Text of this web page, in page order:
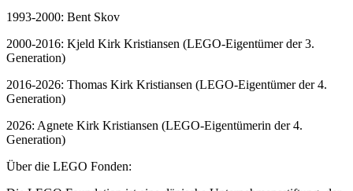
1993-2000: Bent Skov
2000-2016: Kjeld Kirk Kristiansen (LEGO-Eigentümer der 3.
Generation)
2016-2026: Thomas Kirk Kristiansen (LEGO-Eigentümer der 4.
Generation)
2026: Agnete Kirk Kristiansen (LEGO-Eigentümerin der 4.
Generation)
Über die LEGO Fonden: